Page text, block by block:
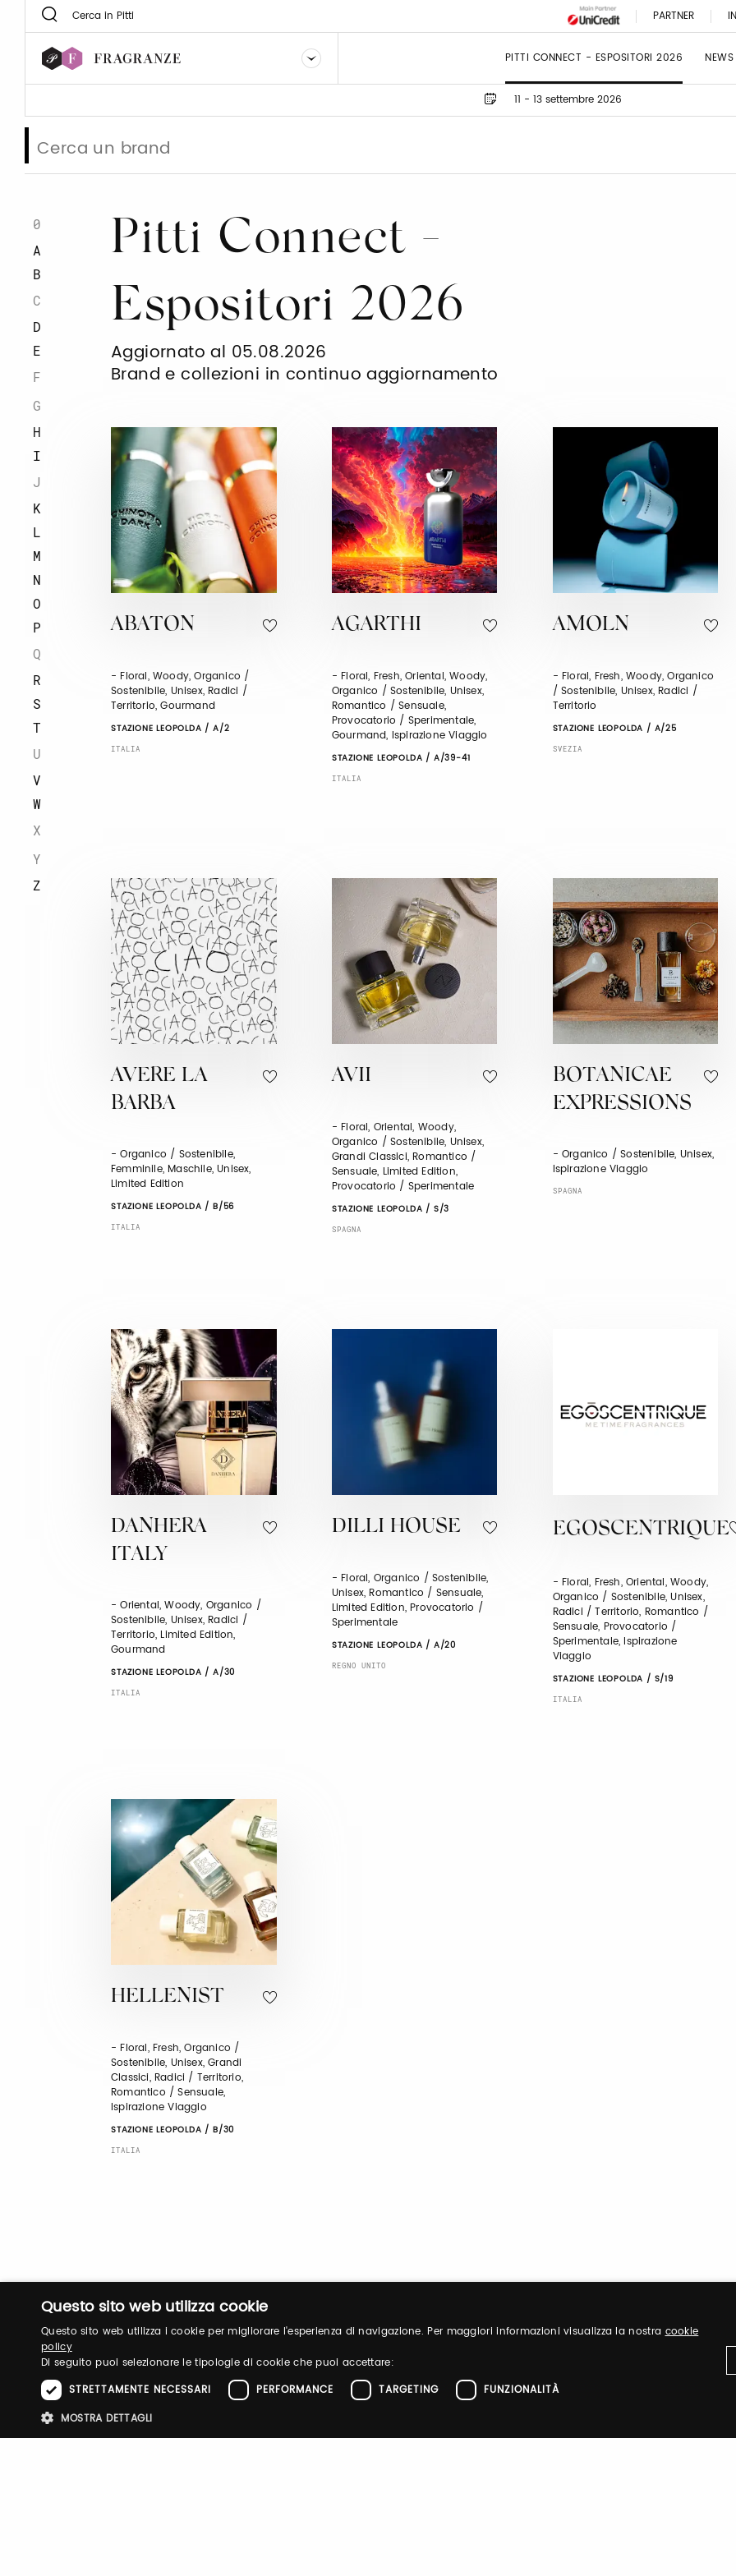
PARTNER
PITTI CONNECT - ESPOSITORI 2026 NEWS
11 - 13 settembre 2026
0
A
B
C
D
E
F
G
H
I
J
K
L
M
N
O
P
Q
R
S
T
U
V
W
X
Y
Z
Pitti Connect -
Espositori 2026
Aggiornato al 05.08.2026
Brand e collezioni in continuo aggiornamento
ABATON
- Floral, Woody, Organico /
Sostenibile, Unisex, Radici /
Territorio, Gourmand
STAZIONE LEOPOLDA / A/2
ITALIA
AGARTHI
- Floral, Fresh, Oriental, Woody,
Organico / Sostenibile, Unisex,
Romantico / Sensuale,
Provocatorio / Sperimentale,
Gourmand, Ispirazione Viaggio
STAZIONE LEOPOLDA / A/39-41
ITALIA
AMOLN
- Floral, Fresh, Woody, Organico
/ Sostenibile, Unisex, Radici /
Territorio
STAZIONE LEOPOLDA / A/25
SVEZIA
AVERE LA
BARBA
- Organico / Sostenibile,
Femminile, Maschile, Unisex,
Limited Edition
STAZIONE LEOPOLDA / B/56
ITALIA
AVII
- Floral, Oriental, Woody,
Organico / Sostenibile, Unisex,
Grandi Classici, Romantico /
Sensuale, Limited Edition,
Provocatorio / Sperimentale
STAZIONE LEOPOLDA / S/3
SPAGNA
BOTANICAE
EXPRESSIONS
- Organico / Sostenibile, Unisex,
Ispirazione Viaggio
SPAGNA
DANHERA
ITALY
- Oriental, Woody, Organico /
Sostenibile, Unisex, Radici /
Territorio, Limited Edition,
Gourmand
STAZIONE LEOPOLDA / A/30
ITALIA
DILLI HOUSE
- Floral, Organico / Sostenibile,
Unisex, Romantico / Sensuale,
Limited Edition, Provocatorio /
Sperimentale
STAZIONE LEOPOLDA / A/20
REGNO UNITO
EGOSCENTRIQUE
- Floral, Fresh, Oriental, Woody,
Organico / Sostenibile, Unisex,
Radici / Territorio, Romantico /
Sensuale, Provocatorio /
Sperimentale, Ispirazione
Viaggio
STAZIONE LEOPOLDA / S/19
ITALIA
HELLENIST
- Floral, Fresh, Organico /
Sostenibile, Unisex, Grandi
Classici, Radici / Territorio,
Romantico / Sensuale,
Ispirazione Viaggio
STAZIONE LEOPOLDA / B/30
ITALIA
Questo sito web utilizza cookie
Questo sito web utilizza i cookie per migliorare l'esperienza di navigazione. Per maggiori informazioni visualizza la nostracookie
policy
Di seguito puoi selezionare le tipologie di cookie che puoi accettare:
STRETTAMENTE NECESSARI
PERFORMANCE TARGETING
FUNZIONALITÀ
MOSTRA DETTAGLI